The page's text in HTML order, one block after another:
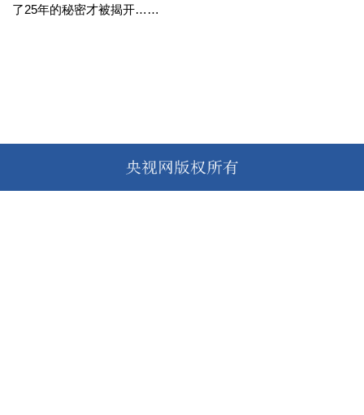
了25年的秘密才被揭开……